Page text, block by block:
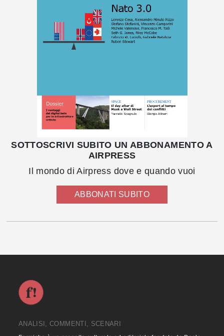
SOTTOSCRIVI SUBITO UN ABBONAMENTO A
AIRPRESS
Il mondo di Airpress dove e quando vuoi
ABBONATI SUBITO
ANALISI, COMMENTI, SCENARI